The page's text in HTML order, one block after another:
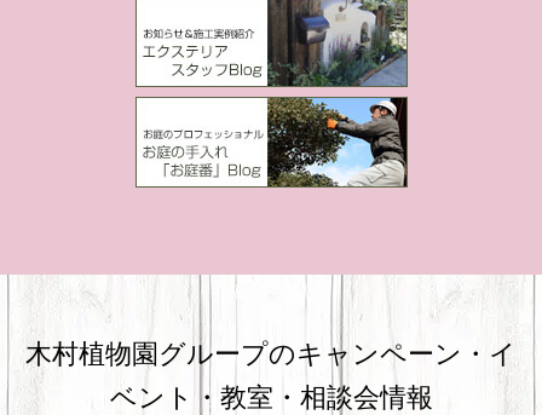
木村植物園グループのキャンペーン・ イ
ベント・教室・相談会情報